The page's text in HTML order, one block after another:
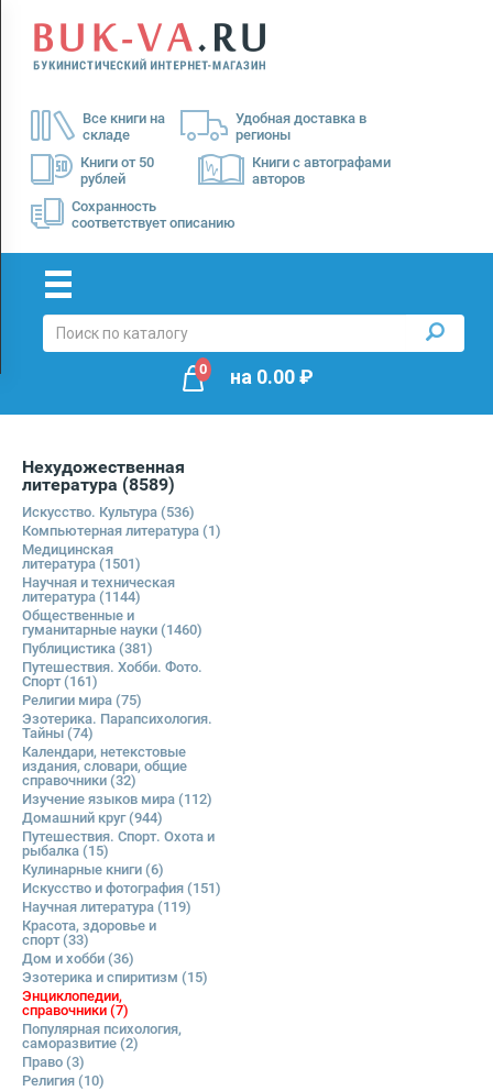
Все книги на
складе
Удобная доставка в
регионы
Книги от 50
рублей
Книги с автографами
авторов
Сохранность
соответствует описанию
Menu
Доставка
Оплата
0 на 0.00₽
Нехудожественная
литература (8589)
Искусство. Культура (536)
Компьютерная литература (1)
Медицинская
литература (1501)
Научная и техническая
литература (1144)
Общественные и
гуманитарные науки (1460)
Публицистика (381)
Путешествия. Хобби. Фото.
Спорт(161)
Религии мира (75)
Эзотерика. Парапсихология.
Тайны (74)
Календари, нетекстовые
издания, словари, общие
справочники (32)
Изучение языков мира (112)
Домашний круг(944)
Путешествия. Спорт. Охота и
рыбалка (15)
Кулинарные книги (6)
Искусство и фотография (151)
Научная литература (119)
Красота, здоровье и
спорт(33)
Дом и хобби (36)
Эзотерика и спиритизм (15)
Энциклопедии,
справочники (7)
Популярная психология,
саморазвитие (2)
Право (3)
Религия (10)